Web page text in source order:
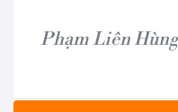
Phạm Liên Hùng